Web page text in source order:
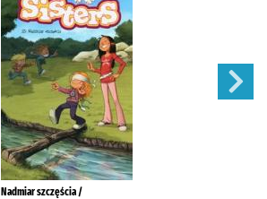
Nadmiar szczęścia /